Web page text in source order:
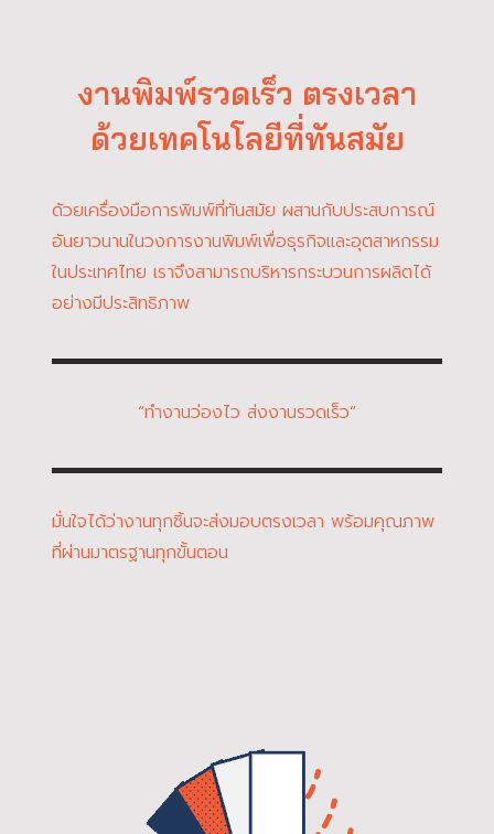
งานพิมพ์รวดเร็ว ตรงเวลา
ด้วยเทคโนโลยีที่ทันสมัย
ด้วยเครื่องมือการพิมพ์ที่ทันสมัย ผสานกับประสบการณ์
อันยาวนานในวงการงานพิมพ์เพื่อธุรกิจและอุตสาหกรรม
ในประเทศไทย เราจึงสามารถบริหารกระบวนการผลิตได้
อย่างมีประสิทธิภาพ
“ทำงานว่องไว ส่งงานรวดเร็ว”
มั่นใจได้ว่างานทุกชิ้นจะส่งมอบตรงเวลา พร้อมคุณภาพ
ที่ผ่านมาตรฐานทุกขั้นตอน